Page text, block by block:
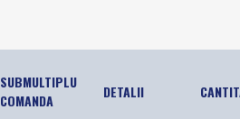
SUBMULTIPLU
COMANDA
DETALII